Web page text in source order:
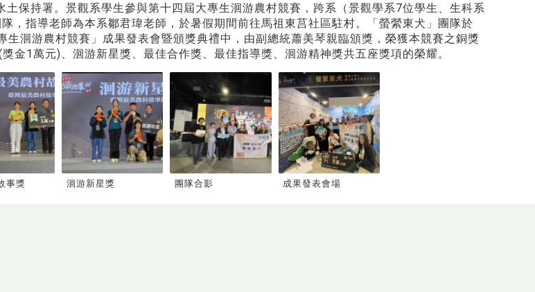
土保持署。景觀系學生參與第十四屆大專生洄游農村競賽，跨系（景觀學系7位學生、生科系
，指導老師為本系鄒君瑋老師，於暑假期間前往馬祖東莒社區駐村。「螢縈東犬」團隊於
生洄游農村競賽」成果發表會暨頒獎典禮中，由副總統蕭美琴親臨頒獎，榮獲本競賽之銅獎
金1萬元)、洄游新星獎、最佳合作獎、最佳指導獎、洄游精神獎共五座獎項的榮耀。
事獎 洄游新星獎 團隊合影 成果發表會場